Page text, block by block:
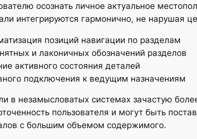
осознать личное актуальное
интегрируются гармонично, не нарушая
позиций навигации по разделам
и лаконичных обозначений разделов
активного состояния деталей
подключения к ведущим назначениям
в незамысловатых системах зачастую
пользователя и могут быть
с большим объемом содержимого.